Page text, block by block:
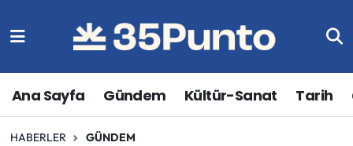
Ana Sayfa Gündem Kültür-Sanat Tarih
HABERLER GÜNDEM